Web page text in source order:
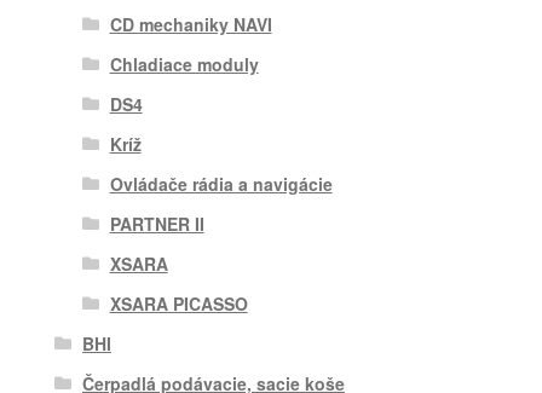
CD mechaniky NAVI
Chladiace moduly
DS4
Kríž
Ovládače rádia a navigácie
PARTNER II
XSARA
XSARA PICASSO
BHI
Čerpadlá podávacie, sacie koše